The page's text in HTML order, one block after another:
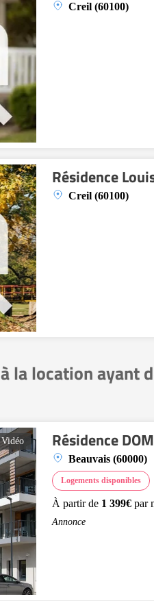
Creil (60100)
Résidence
Creil (60100)
la location ayant
Vidéo Résidence
Beauvais (60000)
Logements disponibles
À partir de 1 399€ par
Annonce